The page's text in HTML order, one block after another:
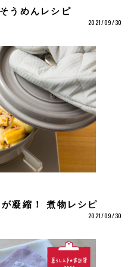
うめんレシピ
2021/09/30
凝縮！ 煮物レシピ
2021/09/30